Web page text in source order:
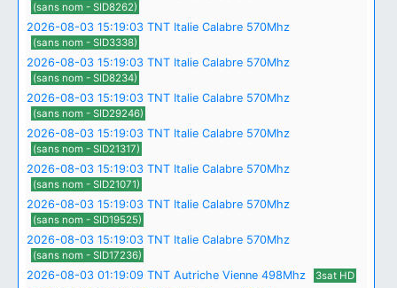
(sans nom - SID8262)
2026-08-03 15:19:03 TNT Italie Calabre 570Mhz
(sans nom - SID3338)
2026-08-03 15:19:03 TNT Italie Calabre 570Mhz
(sans nom - SID8234)
2026-08-03 15:19:03 TNT Italie Calabre 570Mhz
(sans nom - SID29246)
2026-08-03 15:19:03 TNT Italie Calabre 570Mhz
(sans nom - SID21317)
2026-08-03 15:19:03 TNT Italie Calabre 570Mhz
(sans nom - SID21071)
2026-08-03 15:19:03 TNT Italie Calabre 570Mhz
(sans nom - SID19525)
2026-08-03 15:19:03 TNT Italie Calabre 570Mhz
(sans nom - SID17236)
2026-08-03 01:19:09 TNT Autriche Vienne 498Mhz 3sat HD